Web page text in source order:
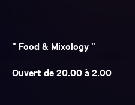
" Food & Mixology "
Ouvert de 20.00 à 2.00